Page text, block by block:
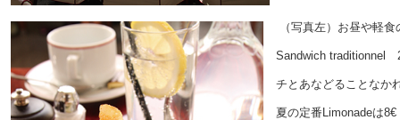
（写真左）お昼や軽
Sandwich traditionnel
チとあなどることなか
夏の定番Limonadeは8€